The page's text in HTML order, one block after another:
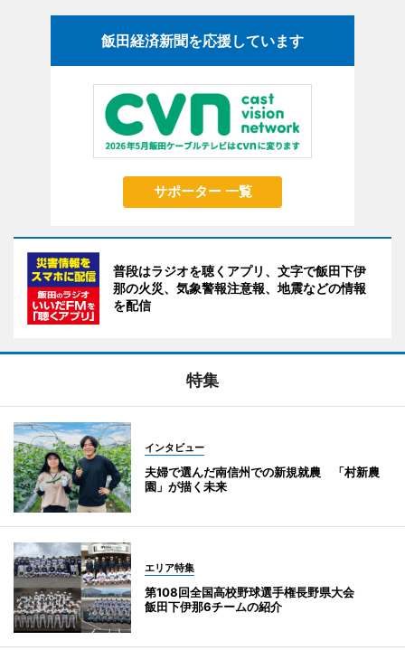
飯田経済新聞を応援しています
サポーター 一覧
普段はラジオを聴くアプリ、文字で飯田下伊
那の火災、気象警報注意報、地震などの情報
を配信
特集
インタビュー
夫婦で選んだ南信州での新規就農 「村新農
園」が描く未来
エリア特集
第108回全国高校野球選手権長野県大会
飯田下伊那6チームの紹介